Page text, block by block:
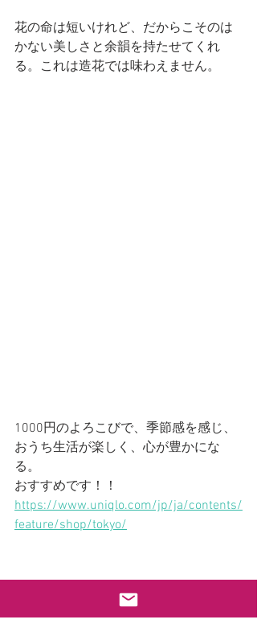
花の命は短いけれど、だからこそのは
かない美しさと余韻を持たせてくれ
る。これは造花では味わえません。
1000円のよろこびで、季節感を感じ、
おうち生活が楽しく、心が豊かにな
る。
おすすめです！！
https://www.uniqlo.com/jp/ja/contents/
feature/shop/tokyo/